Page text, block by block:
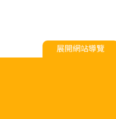
展開網站導覽